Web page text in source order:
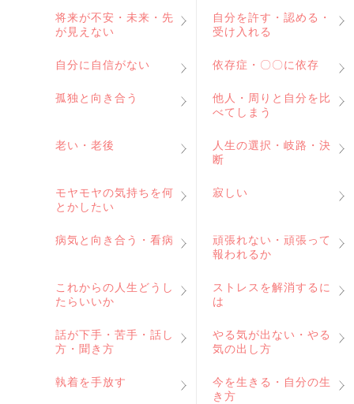
将来が不安・未来・先
が見えない
自分を許す・認める・
受け入れる
自分に自信がない 依存症・〇〇に依存
孤独と向き合う
他人・周りと自分を比
べてしまう
老い・老後
人生の選択・岐路・決
断
モヤモヤの気持ちを何
とかしたい
寂しい
病気と向き合う・看病
頑張れない・頑張って
報われるか
これからの人生どうし
たらいいか
ストレスを解消するに
は
話が下手・苦手・話し
方・聞き方
やる気が出ない・やる
気の出し方
執着を手放す
今を生きる・自分の生
き方